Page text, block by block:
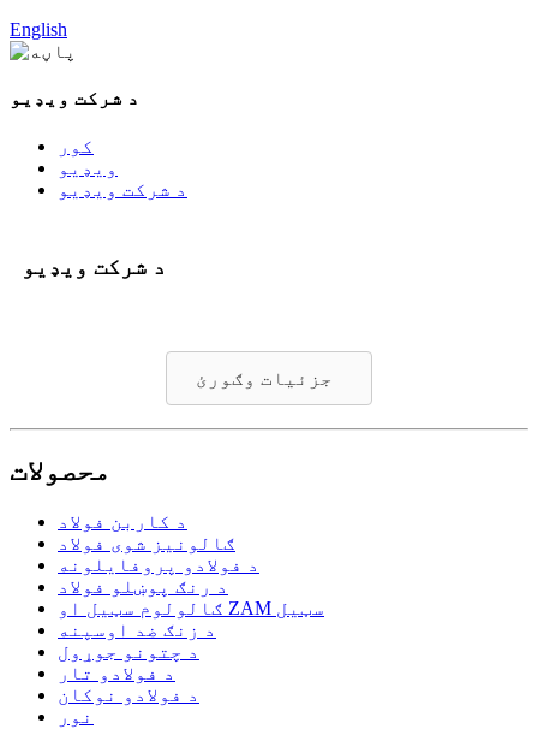
English
د شرکت ویډیو
کور
ویډیو
د شرکت ویډیو
د شرکت ویډیو
جزئیات وګورئ
محصولات
د کاربن فولاد
ګالونیز شوی فولاد
د فولادو پروفایلونه
د رنګ پوښلو فولاد
ګالولوم سټیل او ZAM سټیل
د زنګ ضد اوسپنه
د چتونو جوړول
د فولادو تار
د فولادو نوکان
نور